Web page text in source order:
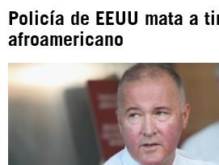
WhatsApp y
https://
Policía de EEUU mata a
afroamericano